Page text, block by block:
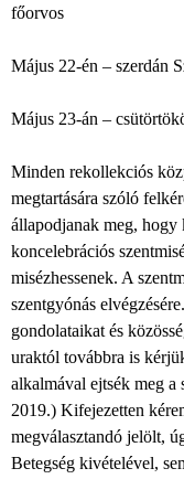
főorvos
Május 22-én – szerdán
Május 23-án –
Minden rekollekciós
megtartására szóló
állapodjanak meg,
koncelebrációs
misézhessenek. A
szentgyónás
gondolataikat és
uraktól továbbra is
alkalmával ejtsék meg a
2019.) Kifejezetten
megválasztandó jelölt,
Betegség kivételével,